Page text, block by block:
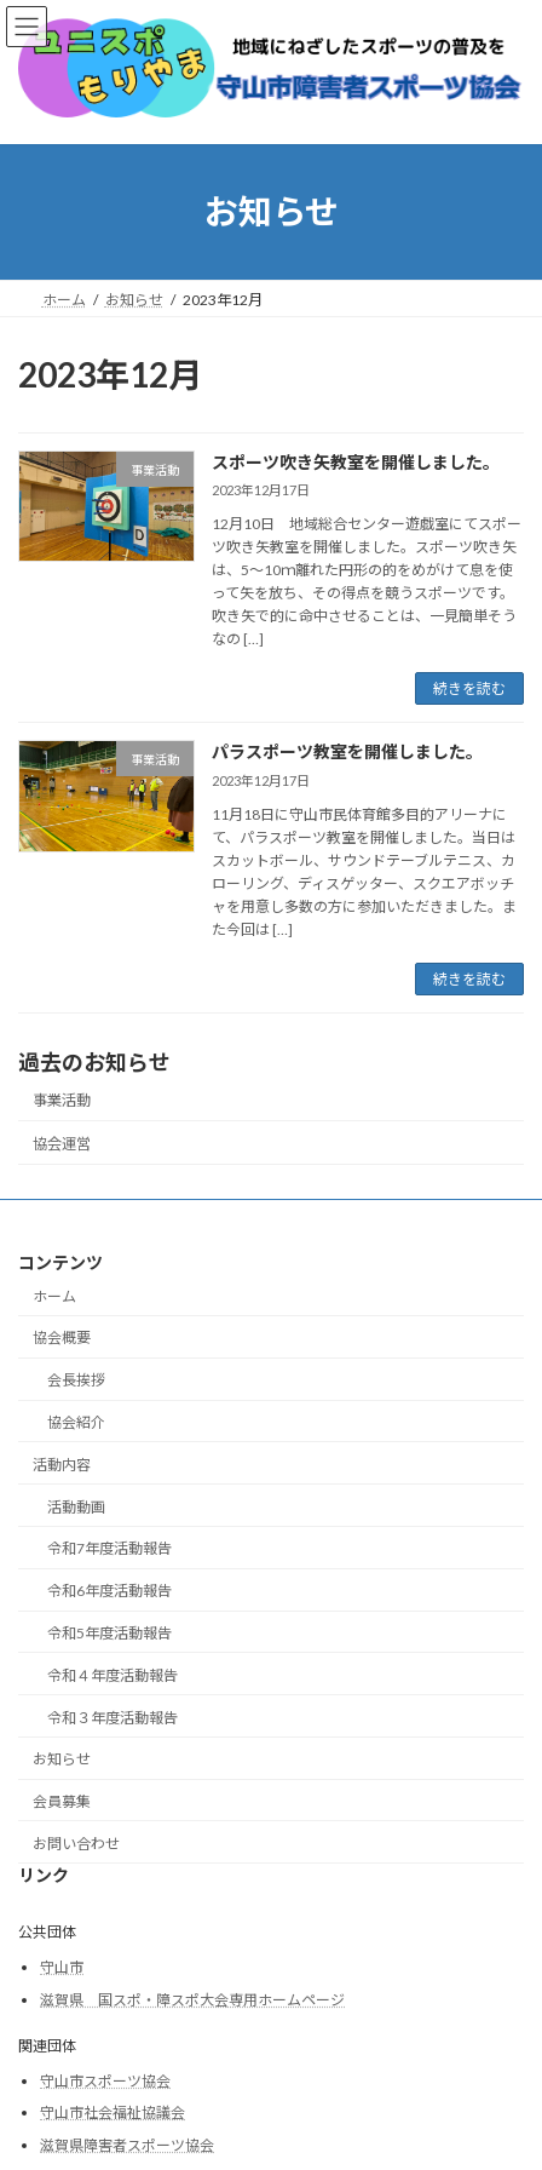
コ
ン
ナ
ビ
お知らせ
ホーム お知らせ 2023年12月
2023年12月
事業活動 スポーツ吹き矢教室を開催しました。
2023年12月17日
12月10日 地域総合センター遊戯室にてスポー
ツ吹き矢教室を開催しました。スポーツ吹き矢
は、5～10ｍ離れた円形の的をめがけて息を使
って矢を放ち、その得点を競うスポーツです。
吹き矢で的に命中させることは、一見簡単そう
なの […]
続きを読む
事業活動 パラスポーツ教室を開催しました。
2023年12月17日
11月18日に守山市民体育館多目的アリーナに
て、パラスポーツ教室を開催しました。当日は
スカットボール、サウンドテーブルテニス、カ
ローリング、ディスゲッター、スクエアボッチ
ャを用意し多数の方に参加いただきました。ま
た今回は […]
続きを読む
過去のお知らせ
事業活動
協会運営
コンテンツ
ホーム
協会概要
会長挨拶
協会紹介
活動内容
活動動画
令和7年度活動報告
令和6年度活動報告
令和5年度活動報告
令和４年度活動報告
令和３年度活動報告
お知らせ
会員募集
お問い合わせ
リンク
公共団体
守山市
滋賀県 国スポ・障スポ大会専用ホームページ
関連団体
守山市スポーツ協会
守山市社会福祉協議会
滋賀県障害者スポーツ協会